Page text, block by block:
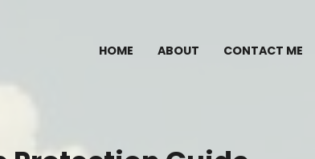
HOME ABOUT CONTACT ME